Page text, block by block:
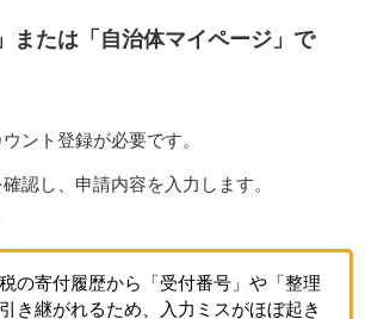
または「自治体マイページ」で
ント登録が必要です。
認し、申請内容を入力します。
の寄付履歴から「受付番号」や「整理
き継がれるため、入力ミスがほぼ起き